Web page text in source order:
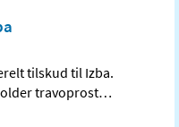
tilskud til Izba.
travoprost…